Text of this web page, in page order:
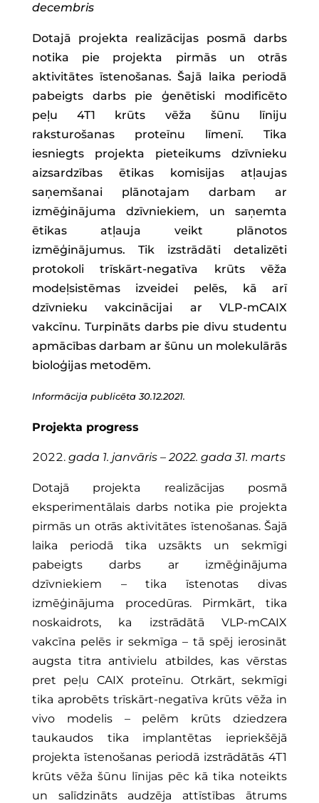
decembris
Dotajā projekta realizācijas posmā darbs
notika pie projekta pirmās un otrās
aktivitātes īstenošanas. Šajā laika periodā
pabeigts darbs pie ģenētiski modificēto
peļu 4T1 krūts vēža šūnu līniju
raksturošanas proteīnu līmenī. Tika
iesniegts projekta pieteikums dzīvnieku
aizsardzības ētikas komisijas atļaujas
saņemšanai plānotajam darbam ar
izmēģinājuma dzīvniekiem, un saņemta
ētikas atļauja veikt plānotos
izmēģinājumus. Tik izstrādāti detalizēti
protokoli trīskārt-negatīva krūts vēža
modeļsistēmas izveidei pelēs, kā arī
dzīvnieku vakcinācijai ar VLP-mCAIX
vakcīnu. Turpināts darbs pie divu studentu
apmācības darbam ar šūnu un molekulārās
bioloģijas metodēm.
Informācija publicēta 30.12.2021.
Projekta progress
gada 1. janvāris – 2022. gada 31. marts
Dotajā projekta realizācijas posmā
eksperimentālais darbs notika pie projekta
pirmās un otrās aktivitātes īstenošanas. Šajā
laika periodā tika uzsākts un sekmīgi
pabeigts darbs ar izmēģinājuma
dzīvniekiem – tika īstenotas divas
izmēģinājuma procedūras. Pirmkārt, tika
noskaidrots, ka izstrādātā VLP-mCAIX
vakcīna pelēs ir sekmīga – tā spēj ierosināt
augsta titra antivielu atbildes, kas vērstas
pret peļu CAIX proteīnu. Otrkārt, sekmīgi
tika aprobēts trīskārt-negatīva krūts vēža in
vivo modelis – pelēm krūts dziedzera
taukaudos tika implantētas iepriekšējā
projekta īstenošanas periodā izstrādātās 4T1
krūts vēža šūnu līnijas pēc kā tika noteikts
un salīdzināts audzēja attīstības ātrums